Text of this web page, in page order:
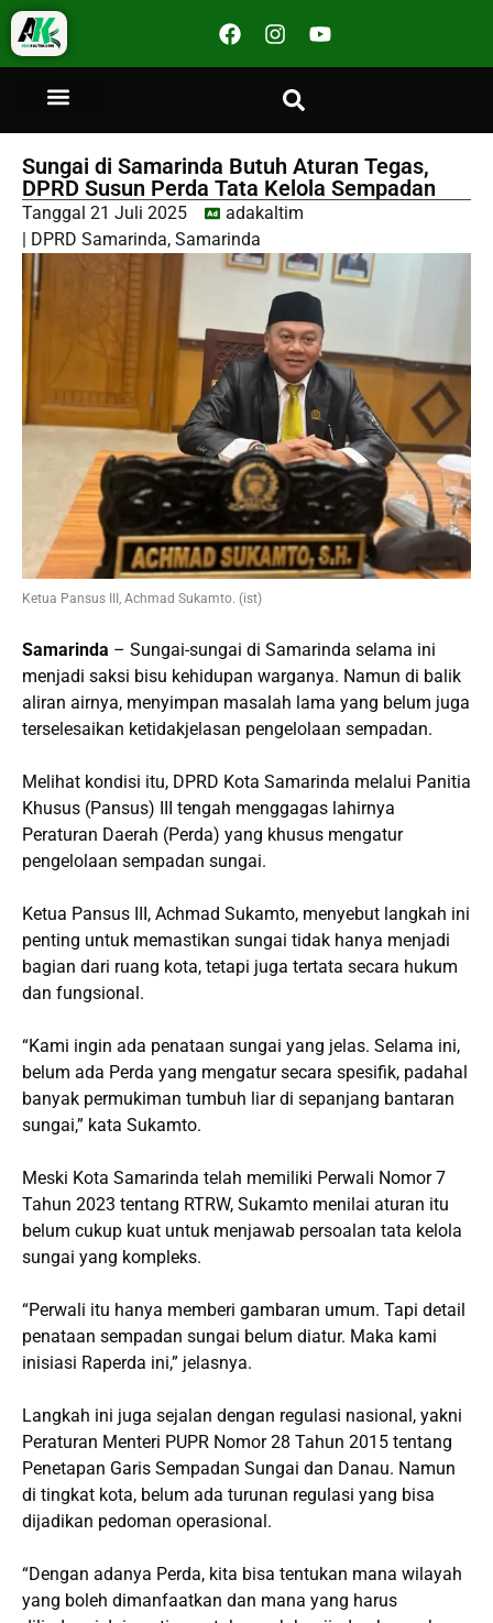
Sungai di Samarinda Butuh Aturan Tegas,
DPRD Susun Perda Tata Kelola Sempadan
Tanggal 21 Juli 2025
adakaltim
DPRD Samarinda, Samarinda
Ketua Pansus III, Achmad Sukamto. (ist)
Samarinda – Sungai-sungai di Samarinda selama ini
menjadi saksi bisu kehidupan warganya. Namun di balik
aliran airnya, menyimpan masalah lama yang belum juga
terselesaikan ketidakjelasan pengelolaan sempadan.
Melihat kondisi itu, DPRD Kota Samarinda melalui Panitia
Khusus (Pansus) III tengah menggagas lahirnya
Peraturan Daerah (Perda) yang khusus mengatur
pengelolaan sempadan sungai.
Ketua Pansus III, Achmad Sukamto, menyebut langkah ini
penting untuk memastikan sungai tidak hanya menjadi
bagian dari ruang kota, tetapi juga tertata secara hukum
dan fungsional.
“Kami ingin ada penataan sungai yang jelas. Selama ini,
belum ada Perda yang mengatur secara spesifik, padahal
banyak permukiman tumbuh liar di sepanjang bantaran
sungai,” kata Sukamto.
Meski Kota Samarinda telah memiliki Perwali Nomor 7
Tahun 2023 tentang RTRW, Sukamto menilai aturan itu
belum cukup kuat untuk menjawab persoalan tata kelola
sungai yang kompleks.
“Perwali itu hanya memberi gambaran umum. Tapi detail
penataan sempadan sungai belum diatur. Maka kami
inisiasi Raperda ini,” jelasnya.
Langkah ini juga sejalan dengan regulasi nasional, yakni
Peraturan Menteri PUPR Nomor 28 Tahun 2015 tentang
Penetapan Garis Sempadan Sungai dan Danau. Namun
di tingkat kota, belum ada turunan regulasi yang bisa
dijadikan pedoman operasional.
“Dengan adanya Perda, kita bisa tentukan mana wilayah
yang boleh dimanfaatkan dan mana yang harus